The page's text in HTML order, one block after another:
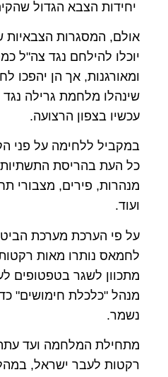
יחידות הצבא הגדול
אולם, המסגרות הצבאיות
יוכלו להילחם נגד צה"ל
ומאורגנות, אך הן יהפכו
שינהלו מלחמת גרילה
עכשיו בצפון הרצועה.
במקביל ללחימה על פני
כל העת בהריסת
מנהרות, פירים, מצבורי
ועוד.
על פי הערכת מערכת
לחמאס נותרו מאות
מתכוון לשגר בטפטופים
מנהל "כלכלת חימושים"
נשמר.
רקטות לעבר ישראל,